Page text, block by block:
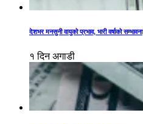
देशभर मनसुनी वायुको प्रभाव, भारी वर्षाको सम्भावना
१ दिन अगाडी